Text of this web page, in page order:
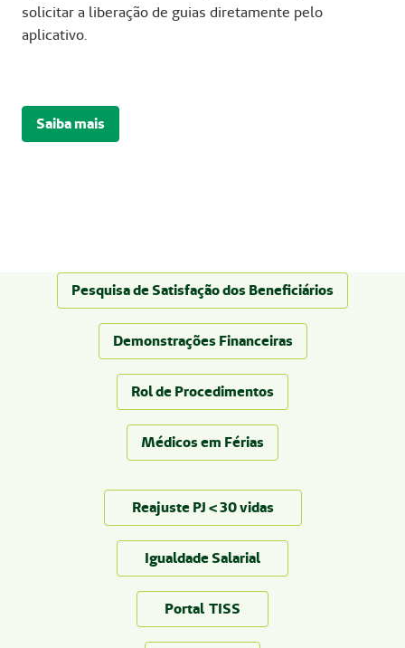
solicitar a liberação de guias diretamente pelo
aplicativo.
Saiba mais
Pesquisa de Satisfação dos Beneficiários
Demonstrações Financeiras
Rol de Procedimentos
Médicos em Férias
Reajuste PJ < 30 vidas
Igualdade Salarial
Portal TISS